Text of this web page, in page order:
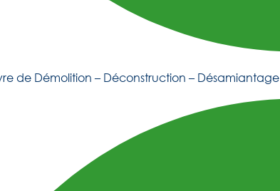
de Démolition – Déconstruction – Désamiantage